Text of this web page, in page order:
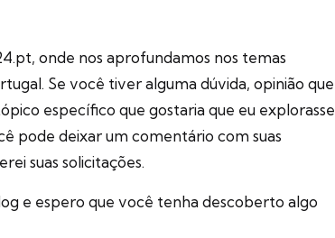
onde nos aprofundamos nos temas
Se você tiver alguma dúvida, opinião que
específico que gostaria que eu explorasse
pode deixar um comentário com suas
suas solicitações.
e espero que você tenha descoberto algo